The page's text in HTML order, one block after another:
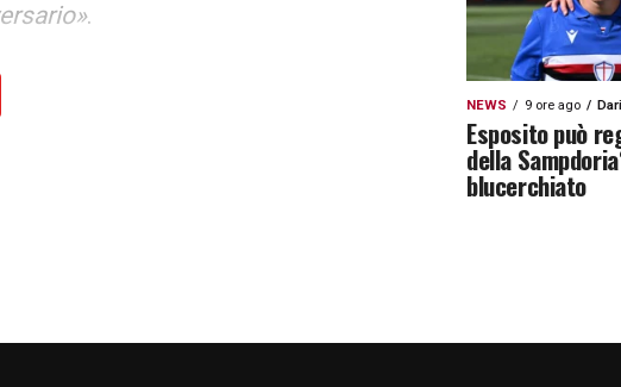
.
NEWS 9 ore ago
Esposito può
della
blucerchiato